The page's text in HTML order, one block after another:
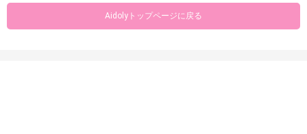
Aidolyトップページに戻る